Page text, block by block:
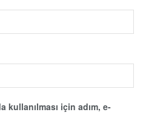
kullanılması için adım, e-